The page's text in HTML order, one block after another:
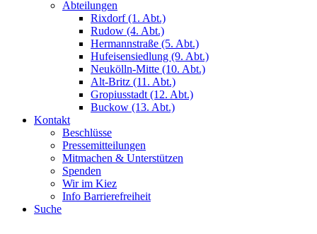
Abteilungen
Rixdorf (1. Abt.)
Rudow (4. Abt.)
Hermannstraße (5. Abt.)
Hufeisensiedlung (9. Abt.)
Neukölln-Mitte (10. Abt.)
Alt-Britz (11. Abt.)
Gropiusstadt (12. Abt.)
Buckow (13. Abt.)
Kontakt
Beschlüsse
Pressemitteilungen
Mitmachen & Unterstützen
Spenden
Wir im Kiez
Info Barrierefreiheit
Suche